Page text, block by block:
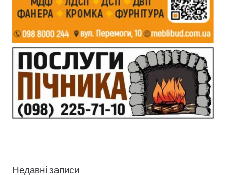
Недавні записи